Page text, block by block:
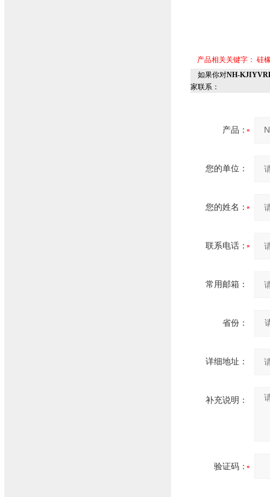
产品相关关键字： 硅
如果你对NH-
家联系：
产品：
您的单位：
您的姓名：
联系电话：
常用邮箱：
省份：
详细地址：
补充说明：
验证码：